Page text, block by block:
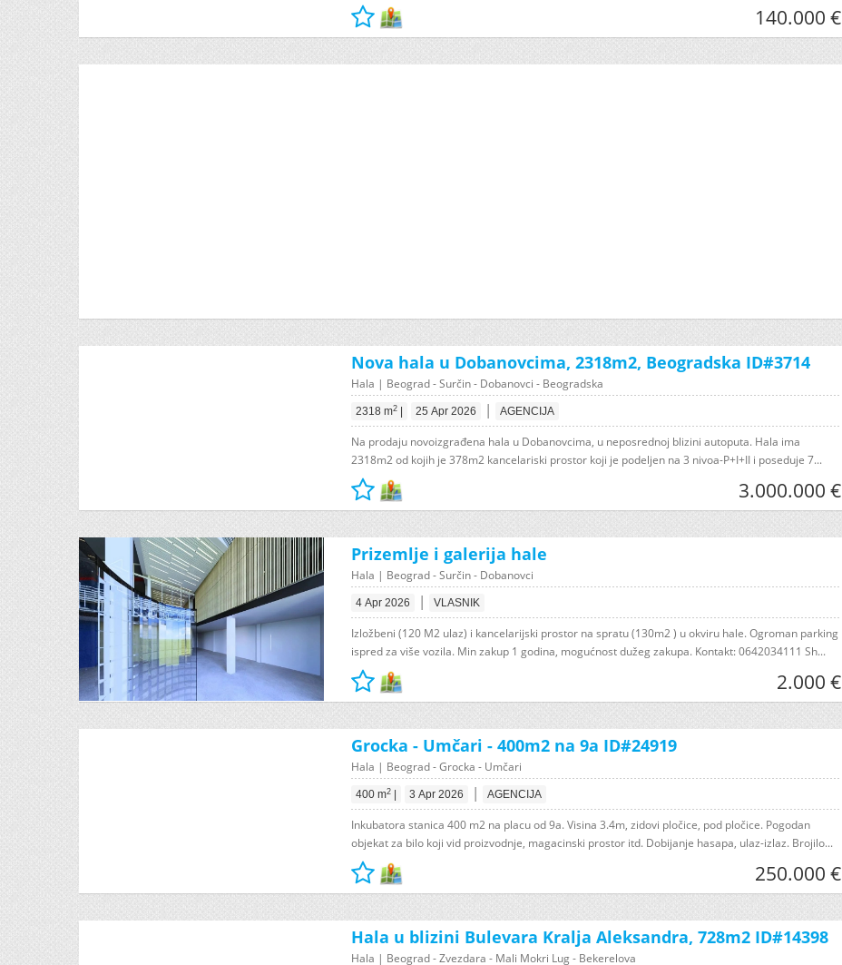
140.000 €
Nova hala u Dobanovcima, 2318m2, Beogradska ID#3714
Hala | Beograd - Surčin - Dobanovci - Beogradska
2318 m2 25 Apr 2026 | AGENCIJA
Na prodaju novoizgrađena hala u Dobanovcima, u neposrednoj blizini autoputa. Hala ima
2318m2 od kojih je 378m2 kancelariski prostor koji je podeljen na 3 nivoa-P+I+II i poseduje 7...
3.000.000 €
Prizemlje i galerija hale
Hala | Beograd - Surčin - Dobanovci
4 Apr 2026 | VLASNIK
Izložbeni (120 M2 ulaz) i kancelarijski prostor na spratu (130m2 ) u okviru hale. Ogroman parking
ispred za više vozila. Min zakup 1 godina, mogućnost dužeg zakupa. Kontakt: 0642034111 Sh...
2.000 €
Grocka - Umčari - 400m2 na 9a ID#24919
Hala | Beograd - Grocka - Umčari
400 m2 3 Apr 2026 | AGENCIJA
Inkubatora stanica 400 m2 na placu od 9a. Visina 3.4m, zidovi pločice, pod pločice. Pogodan
objekat za bilo koji vid proizvodnje, magacinski prostor itd. Dobijanje hasapa, ulaz-izlaz. Brojilo...
250.000 €
Hala u blizini Bulevara Kralja Aleksandra, 728m2 ID#14398
Hala | Beograd - Zvezdara - Mali Mokri Lug - Bekerelova